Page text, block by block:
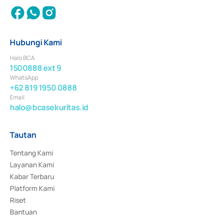
Hubungi Kami
Halo BCA
1500888 ext 9
WhatsApp
+62 819 1950 0888
Email
halo@bcasekuritas.id
Tautan
Tentang Kami
Layanan Kami
Kabar Terbaru
Platform Kami
Riset
Bantuan